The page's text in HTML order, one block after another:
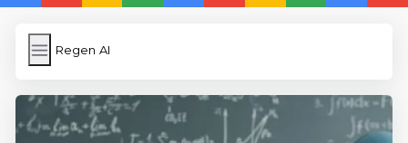
Regen AI
Regen AI
Subir Imagen